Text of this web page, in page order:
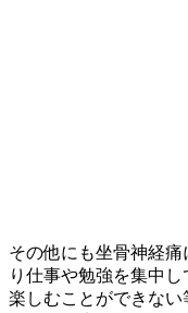
その他にも坐骨神経
り仕事や勉強を集中
楽しむことができな